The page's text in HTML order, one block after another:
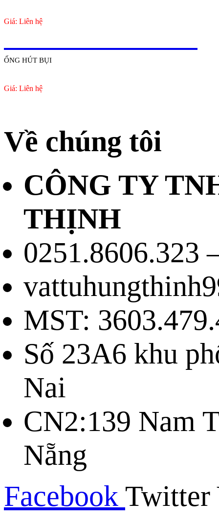
Giá: Liên hệ
ỐNG HÚT BỤI
Giá: Liên hệ
Về chúng tôi
CÔNG TY
THỊNH
0251.8606.323
MST:
Số 23A6 khu
Nai
CN2:139 Nam
Nẵng
Facebook Twitter